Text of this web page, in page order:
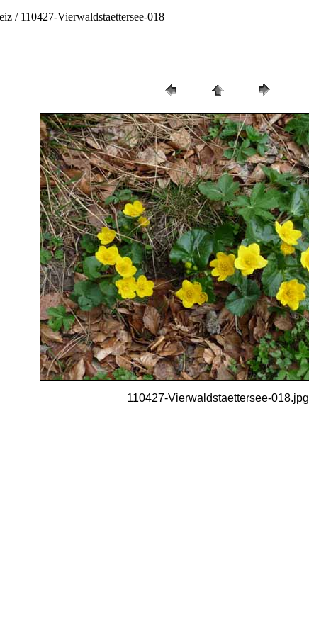
/ 110427-Vierwaldstaettersee-018
110427-Vierwaldstaettersee-018.jpg